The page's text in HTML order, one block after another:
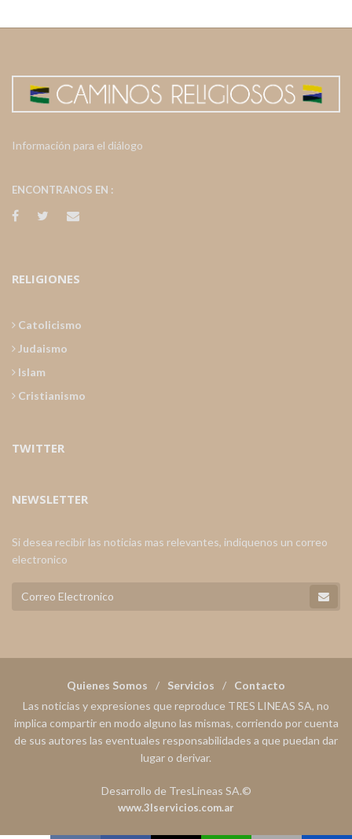
Información para el diálogo
ENCONTRANOS EN :
RELIGIONES
Catolicismo
Judaismo
Islam
Cristianismo
TWITTER
NEWSLETTER
Si desea recibir las noticias mas relevantes, indiquenos un correo
electronico
Quienes Somos Servicios
Contacto
Las noticias y expresiones que reproduce TRES LINEAS SA, no
implica compartir en modo alguno las mismas, corriendo por cuenta
de sus autores las eventuales responsabilidades a que puedan dar
lugar o derivar.
Desarrollo de TresLineas SA.©
www.3lservicios.com.ar